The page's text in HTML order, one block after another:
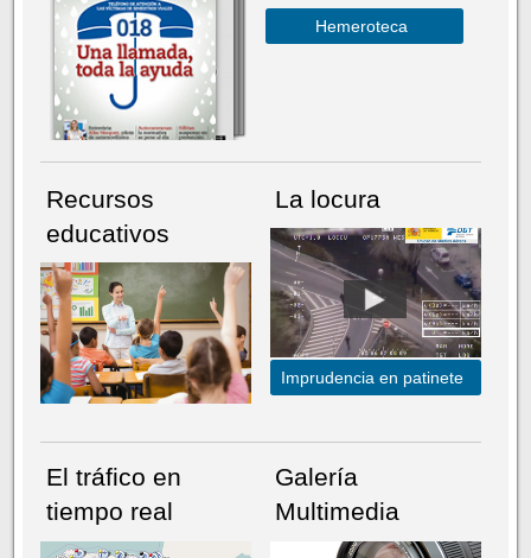
Hemeroteca
Recursos
educativos
La locura
Imprudencia en patinete
El tráfico en
tiempo real
Galería
Multimedia